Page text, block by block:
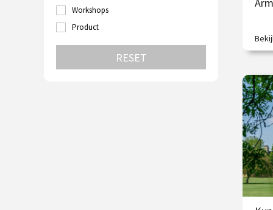
Zutphen
Workshops
Product
RESET
van
€